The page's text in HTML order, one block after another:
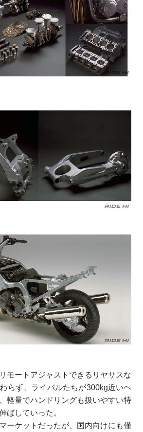
モートアジャストできるリヤサスな
らず、ライバルたちが300kg近いヘ
軽量でハンドリングも扱いやすい特
ばしていった。
ーケットだったが、国内向けにも僅